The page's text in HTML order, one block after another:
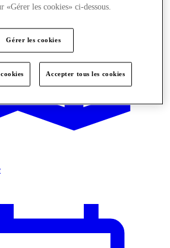
«Gérer les cookies» ci-dessous.
Gérer les cookies
Accepter tous les cookies